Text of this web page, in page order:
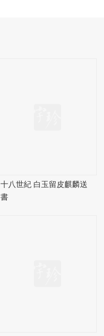
十八世紀 白玉留皮麒麟送
書